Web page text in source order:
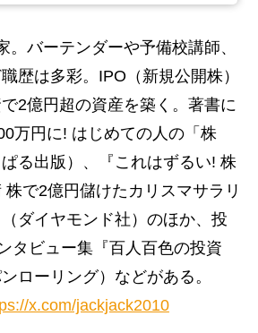
。バーテンダーや予備校講師、
歴は多彩。IPO（新規公開株）
2億円超の資産を築く。著書に
万円に! はじめての人の「株
る出版）、『これはずるい! 株
株で2億円儲けたカリスマサラリ
ダイヤモンド社）のほか、投
タビュー集『百人百色の投資
ローリング）などがある。
x.com/jackjack2010